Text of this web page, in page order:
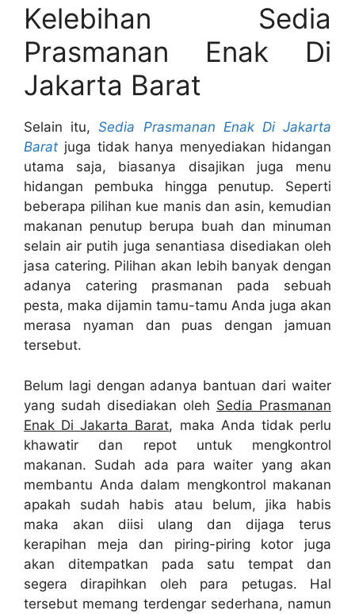
Kelebihan Sedia
Prasmanan Enak Di
Jakarta Barat
Selain itu, Sedia Prasmanan Enak Di Jakarta
Barat juga tidak hanya menyediakan hidangan
utama saja, biasanya disajikan juga menu
hidangan pembuka hingga penutup. Seperti
beberapa pilihan kue manis dan asin, kemudian
makanan penutup berupa buah dan minuman
selain air putih juga senantiasa disediakan oleh
jasa catering. Pilihan akan lebih banyak dengan
adanya catering prasmanan pada sebuah
pesta, maka dijamin tamu-tamu Anda juga akan
merasa nyaman dan puas dengan jamuan
tersebut.
Belum lagi dengan adanya bantuan dari waiter
yang sudah disediakan oleh Sedia Prasmanan
Enak Di Jakarta Barat, maka Anda tidak perlu
khawatir dan repot untuk mengkontrol
makanan. Sudah ada para waiter yang akan
membantu Anda dalam mengkontrol makanan
apakah sudah habis atau belum, jika habis
maka akan diisi ulang dan dijaga terus
kerapihan meja dan piring-piring kotor juga
akan ditempatkan pada satu tempat dan
segera dirapihkan oleh para petugas. Hal
tersebut memang terdengar sederhana, namun